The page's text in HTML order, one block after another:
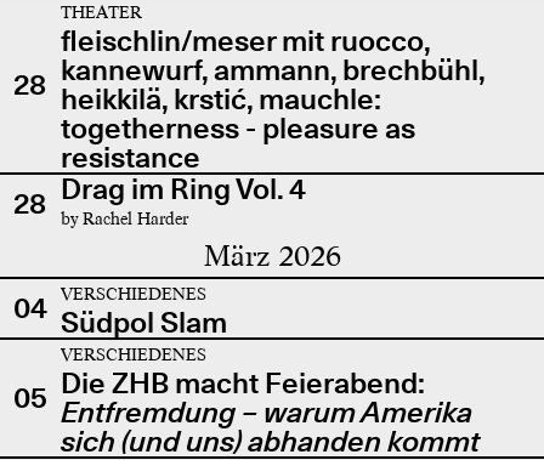
28
THEATER
fleischlin/meser mit ruocco,
kannewurf, ammann, brechbühl,
heikkilä, krstić, mauchle:
togetherness - pleasure as
resistance
28 Drag im Ring Vol. 4
by Rachel Harder
März 2026
04 VERSCHIEDENES
Südpol Slam
05
VERSCHIEDENES
Die ZHB macht Feierabend:
Entfremdung – warum Amerika
sich (und uns) abhanden kommt